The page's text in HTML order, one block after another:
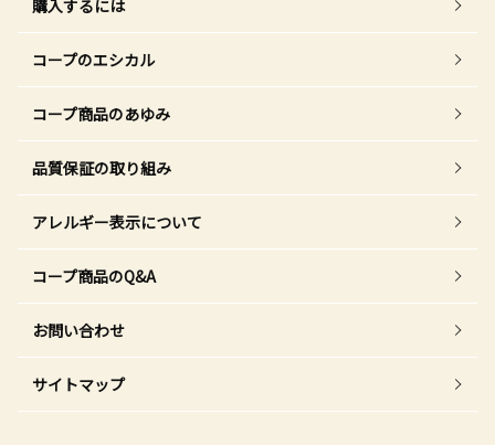
購入するには
コープのエシカル
コープ商品のあゆみ
品質保証の取り組み
アレルギー表示について
コープ商品のQ&A
お問い合わせ
サイトマップ